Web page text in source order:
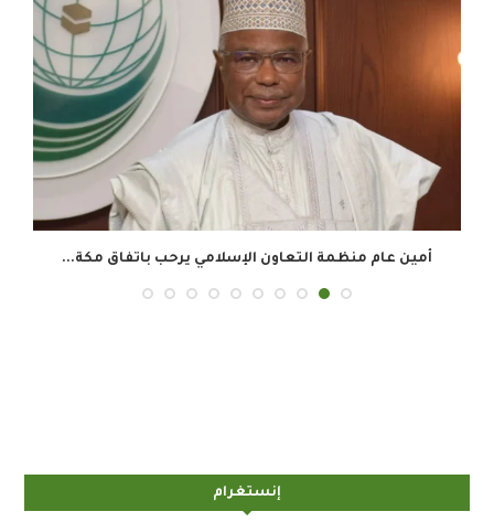
أمين عام منظمة التعاون الإسلامي يرحب باتفاق مكة...
إنستغرام